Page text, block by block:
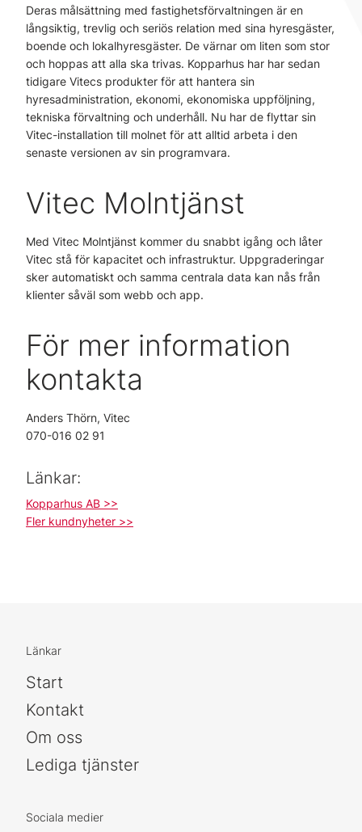
Deras målsättning med fastighetsförvaltningen är en
långsiktig, trevlig och seriös relation med sina hyresgäster,
boende och lokalhyresgäster. De värnar om liten som stor
och hoppas att alla ska trivas. Kopparhus har har sedan
tidigare Vitecs produkter för att hantera sin
hyresadministration, ekonomi, ekonomiska uppföljning,
tekniska förvaltning och underhåll. Nu har de flyttar sin
Vitec-installation till molnet för att alltid arbeta i den
senaste versionen av sin programvara.
Vitec Molntjänst
Med Vitec Molntjänst kommer du snabbt igång och låter
Vitec stå för kapacitet och infrastruktur. Uppgraderingar
sker automatiskt och samma centrala data kan nås från
klienter såväl som webb och app.
För mer information
kontakta
Anders Thörn, Vitec
070-016 02 91
Länkar:
Kopparhus AB >>
Fler kundnyheter >>
Länkar
Start
Kontakt
Om oss
Lediga tjänster
Sociala medier